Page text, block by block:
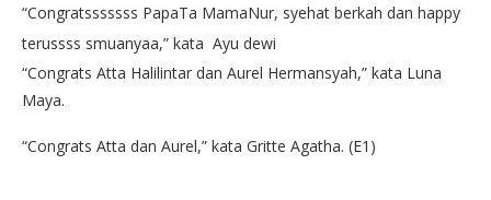
“Congratsssssss PapaTa MamaNur, syehat berkah dan happy
terussss smuanyaa,” kata Ayu dewi
“Congrats Atta Halilintar dan Aurel Hermansyah,” kata Luna
Maya.
“Congrats Atta dan Aurel,” kata Gritte Agatha. (E1)